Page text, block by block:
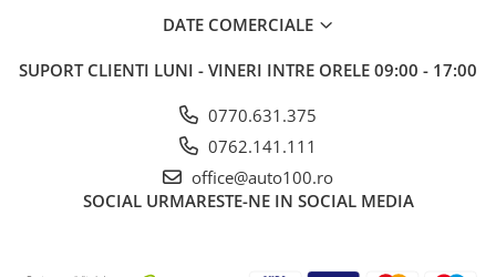
DATE COMERCIALE
SUPORT CLIENTI LUNI - VINERI INTRE ORELE 09:00 - 17:00
0770.631.375
0762.141.111
office@auto100.ro
SOCIAL URMARESTE-NE IN SOCIAL MEDIA